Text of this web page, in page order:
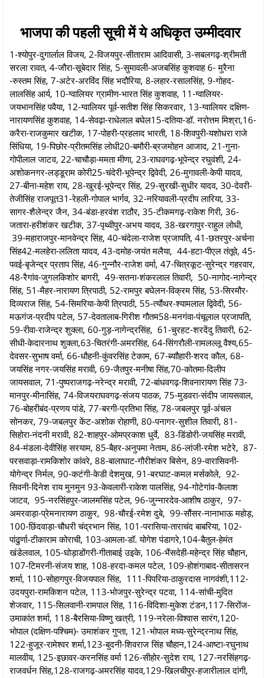
भाजपा की पहली सूची में ये अधिकृत उम्मीदवार
1-श्योपुर-दुगार्लाल विजय, 2-विजयपुर-सीताराम आदिवासी, 3-सबलगढ़-श्रीमती
सरला रावत, 4-जौरा-सूबेदार सिंह, 5-सुमावली-अजबसिंह कुशवाह 6- मुरैना
-रुस्तम सिंह, 7-अटेर-अरविंद सिंह भदौरिया, 8-लहार-रसालसिंह, 9-गोहद-
लालसिंह आर्य, 10-ग्वालियर ग्रामीण-भारत सिंह कुशवाह, 11-ग्वालियर-
जयभानसिंह पवैया, 12-ग्वालियर पूर्व-सतीश सिंह सिकरवार, 13-ग्वालियर दक्षिण-
नारायणसिंह कुशवाह, 14-सेवढ़ा-राधेलाल बघेल15-दतिया-डॉ. नरोत्तम मिश्रा,16-
करैरा-राजकुमार खटीक, 17-पोहरी-प्रहलाद भारती, 18-शिवपुरी-यशोधरा राजे
सिंधिया, 19-पिछोर-प्रीतमसिंह लोधी20-बमौरी-ब्रजमोहन आजाद, 21-गुना-
गोपीलाल जाटव, 22-चाचौड़ा-ममता मीणा, 23-राघवगढ़-भूपेन्द्र रघुवंशी, 24-
अशोकनगर-लड्डूराम कोरी25-चंदेरी-भूपेन्द्र द्विवेदी, 26-मुगावली-केपी यादव,
27-बीना-महेश राय, 28-खुरई-भूपेन्द्र सिंह, 29-सुरखी-सुधीर यादव, 30-देवरी-
तेजीसिंह राजपूत31-रेहली-गोपाल भार्गव, 32-नरियावली-प्रदीप लारिया, 33-
सागर-शैलेन्द्र जैन, 34-बंडा-हरवंश राठौर, 35-टीकमगढ़-राकेश गिरी, 36-
जतारा-हरीशंकर खटीक, 37-पृथ्वीपुर-अभय यादव, 38-खरगापुर-राहुल लोधी,
39-महाराजपुर-मानवेन्द्र सिंह, 40-चंदेला-राजेश प्रजापति, 41-छतरपुर-अर्चना
सिंह42-मलहेरा-ललिता यादव, 43-दमोह-जयंत मलैया, 44-हटा-पीएल तंतूवे, 45-
पवई-बृजेन्द्र प्रताप सिंह, 46-गुन्नौर-राजेश वर्मा, 47-चित्रकूट-सुरेन्द्र गहरवार,
48-रैगांव-जुगलकिशोर बागरी, 49-सतना-शंकरलाल तिवारी, 50-नागोद-नागेन्द्र
सिंह, 51-मैहर-नारायण त्रिपाठी, 52-रामपुर बघेलन-विक्रम सिंह, 53-सिरमौर-
दिव्यराज सिंह, 54-सिमरिया-केपी त्रिपाठी, 55-त्यौंथर-श्यामलाल द्विवेदी, 56-
मऊगंज-प्रदीप पटेल, 57-देवतालाब-गिरीश गौतम58-मनगंवा-पंचूलाल प्रजापति,
59-रीवा-राजेन्द्र शुक्ला, 60-गुड़-नागेन्द्रसिंह, 61-चुरहट-शरदेंदु तिवारी, 62-
सीधी-केदारनाथ शुक्ला,63-चितरंगी-अमरसिंह, 64-सिंगरौली-रामलल्लू वैश्य,65-
देवसर-सुभाष वर्मा, 66-धौहनी-कुंवरसिंह टेकाम, 67-ब्याौहारी-शरद कौल, 68-
जयसिंह नगर-जयसिंह मरावी, 69-जैतपुर-मनीषा सिंह,70-कोतमा-दिलीप
जायसवाल, 71-पुष्पराजगढ़-नरेन्द्र मरावी, 72-बांधवगढ़-शिवनारायण सिंह 73-
मानपुर-मीनासिंह, 74-विजयराघवगढ़-संजय पाठक, 75-मुडवरा-संदीप जायसवाल,
76-बोहरीबंद-प्रणय पांडे, 77-बरगी-प्रतिभा सिंह, 78-जबलपुर पूर्व-अंचल
सोनकर, 79-जबलपुर केंट-अशोक रोहाणी, 80-पनागर-सुशील तिवारी, 81-
सिहोरा-नंदनी मरावी, 82-शाहपुर-ओमप्रकाश धुर्वे, 83-डिंडोरी-जयसिंह मरावी,
84-मंडला-देवीसिंह सरयाम, 85-बैहर-अनुपमा नेताम, 86-लांजी-रमेश भटेरे, 87-
परसवाड़ा-रामकिशोर कांवरे, 88-बालाघाट-गौरीशंकर बिसेन, 89-वारासिवनी-
योगेन्द्र निर्मल, 90-कटंगी-केडी देशमुख, 91-बरघाट-कमल मर्सकोले, 92-
सिवनी-दिनेश राय मुनमुन 93-केवलारी-राकेश पालसिंह, 94-गोटेगांव-कैलाश
जाटव, 95-नरसिंहपुर-जालमसिंह पटेल, 96-जुन्नारदेव-आशीष ठाकुर, 97-
अमरवाड़ा-प्रेमनारायण ठाकुर, 98-चौरई-रमेश दुबे, 99-सौंसर-नानाभाऊ महोड़,
100-छिंदवाड़ा-चौधरी चंद्रभान सिंह, 101-परासिया-ताराचंद बाबरिया, 102-
पांढुर्णा-टीकाराम कोराची, 103-आमला-डॉ. योगेश पंडागरे,104-बैतुल-हेमंत
खंडेलवाल, 105-घोड़ाडोंगरी-गीताबाई उइके, 106-भैंसदेही-महेन्द्र सिंह चौहान,
107-टिमरनी-संजय शाह, 108-हरदा-कमल पटेल, 109-होशंगाबाद-सीतासरन
शर्मा, 110-सोहागपुर-विजयपाल सिंह, 111-पिपरिया-ठाकुरदास नागवंशी,112-
उदयपुरा-रामकिशन पटेल, 113-भोजपुर-सुरेन्द्र पटवा, 114-सांची-मुदित
शेजवार, 115-सिलवानी-रामपाल सिंह, 116-विदिशा-मुकेश टंडन,117-सिरोंज-
उमाकांत शर्मा, 118-बैरसिया-विष्णु खत्री, 119-नरेला-विश्वास सारंग,120-
भोपाल (दक्षिण-पश्चिम)- उमाशंकर गुप्ता, 121-भोपाल मध्य-सुरेन्द्रनाथ सिंह,
122-हुजूर-रामेश्वर शर्मा,123-बुदनी-शिवराज सिंह चौहान,124-आष्टा-रघुनाथ
मालवीय, 125-इछावर-करनसिंह वर्मा 126-सीहोर-सुदेश राय, 127-नरसिंहगढ़-
राजवर्धन सिंह,128-राजगढ़-अमरसिंह यादव,129-खिलचीपुर-हजारीलाल दांगी,